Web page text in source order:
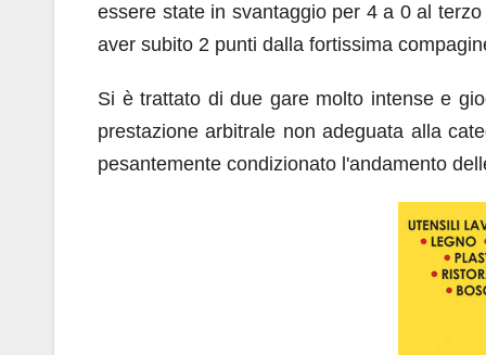
essere state in svantaggio per 4 a 0 al
aver subito 2 punti dalla fortissima
Si è trattato di due gare molto intense e
prestazione arbitrale non adeguata alla
pesantemente condizionato l'andamento